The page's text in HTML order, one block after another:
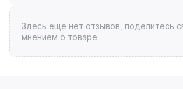
Здесь ещё нет отзывов, поделитесь
мнением о товаре.